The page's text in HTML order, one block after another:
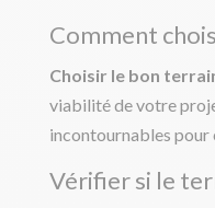
Comment
Choisir le bon
viabilité de votre
incontournables pour
Vérifier si le